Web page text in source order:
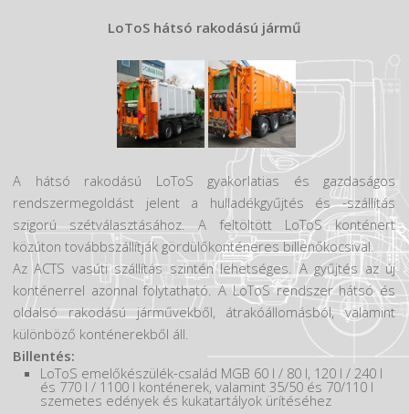
Hirdetések
LoToS hátsó rakodású jármű
A hátsó rakodású LoToS gyakorlatias és gazdaságos
rendszermegoldást jelent a hulladékgyűjtés és -szállítás
szigorú szétválasztásához. A feltöltött LoToS konténert
közúton továbbszállítják gördülőkonténeres billenőkocsival.
Az ACTS vasúti szállítás szintén lehetséges. A gyűjtés az új
konténerrel azonnal folytatható. A LoToS rendszer hátsó és
oldalsó rakodású járművekből, átrakóállomásból, valamint
különböző konténerekből áll.
Billentés:
LoToS emelőkészülék-család MGB 60 l / 80 l, 120 l / 240 l
és 770 l / 1100 l konténerek, valamint 35/50 és 70/110 l
szemetes edények és kukatartályok ürítéséhez